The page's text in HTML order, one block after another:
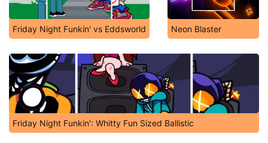
Friday Night Funkin' vs Eddsworld Neon Blaster
Friday Night Funkin': Whitty Fun Sized Ballistic